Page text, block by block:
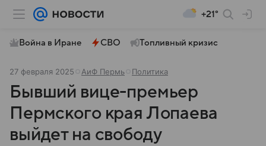
+21°
Война в Иране СВО Топливный кризис
27 февраля 2025 АиФ Пермь Политика
Бывший вице-премьер
Пермского края Лопаева
выйдет на свободу